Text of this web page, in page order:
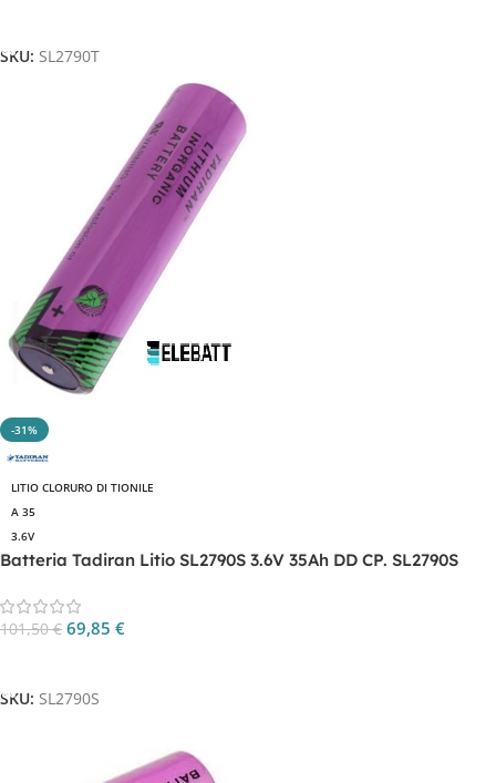
SKU: SL2790T
-31%
LITIO CLORURO DI TIONILE
A 35
3.6V
Batteria Tadiran Litio SL2790S 3.6V 35Ah DD CP. SL2790S
101,50€ 69,85 €
SKU: SL2790S